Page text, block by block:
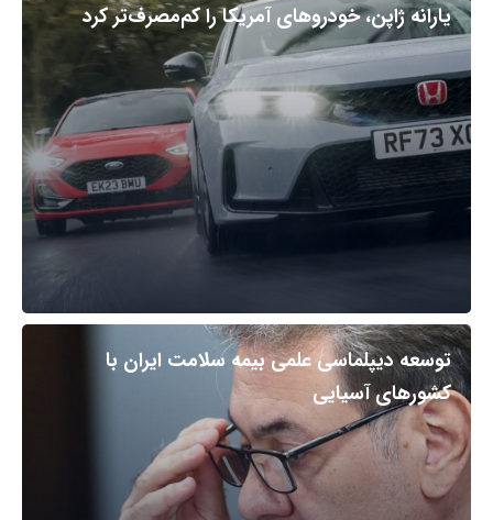
یارانه ژاپن، خودروهای آمریکا را کم‌مصرف‌تر کرد
توسعه دیپلماسی علمی بیمه سلامت ایران با
کشورهای آسیایی